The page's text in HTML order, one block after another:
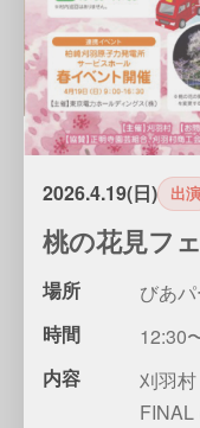
2026.4.19(日) 出演
桃の花見フ
場所
びあ
時間
12:30
内容
刈羽
FINAL